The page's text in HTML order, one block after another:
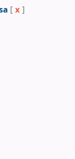
[ x ]